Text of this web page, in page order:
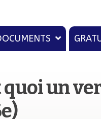
quoi un